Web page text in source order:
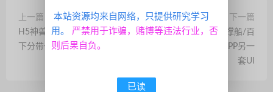
上一篇
H5神兽长链接积分系列可上
下分带一键注册
下一篇
网狐单款三公/开船/撑船/百
人三公棋牌组件双端APP另一
套UI
本站资源均来自网络，只提供研究学习
用。
严禁用于诈骗，赌博等违法行业，否
则后果自负。
已读